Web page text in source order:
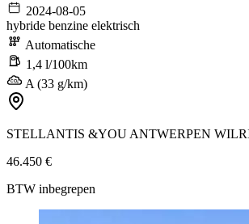
2024-08-05
hybride benzine elektrisch
Automatische
1,4 l/100km
A (33 g/km)
STELLANTIS &YOU ANTWERPEN
46.450 €
BTW inbegrepen